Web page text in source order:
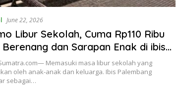
June 22, 2026
Libur Sekolah, Cuma Rp110 Ribu
Berenang dan Sarapan Enak di ibis
Sanggar
Memasuki masa libur sekolah yang
oleh anak-anak dan keluarga. Ibis Palembang
sebagai…